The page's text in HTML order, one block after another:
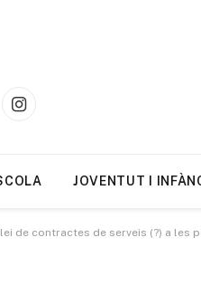
Instagram
JOVENTUT I
de contractes de serveis (?) a les